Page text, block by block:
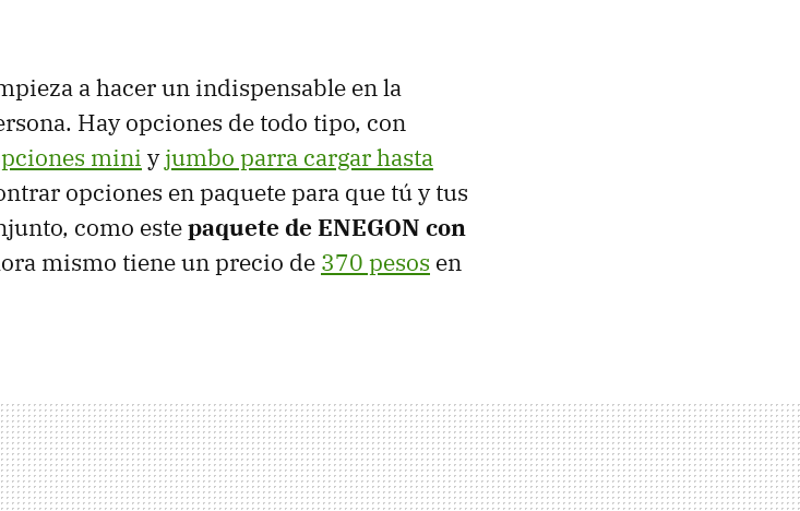
a hacer un indispensable en la
Hay opciones de todo tipo, con
mini yjumbo parra cargar hasta
opciones en paquete para que tú y tus
como estepaquete de ENEGON con
mismo tiene un precio de 370 pesos en